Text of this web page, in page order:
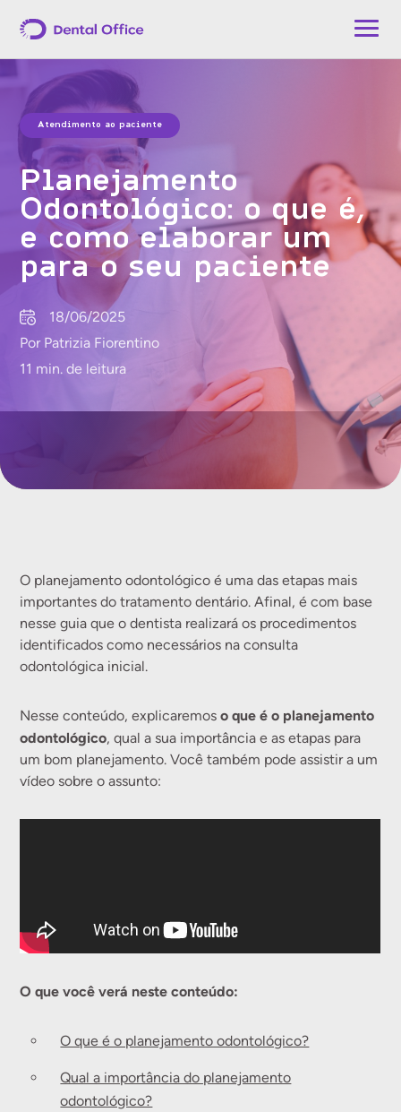
Atendimento ao paciente
Planejamento
Odontológico: o que é,
e como elaborar um
para o seu paciente
18/06/2025
Por Patrizia Fiorentino
11 min. de leitura
O planejamento odontológico é uma das etapas mais
importantes do tratamento dentário. Afinal, é com base
nesse guia que o dentista realizará os procedimentos
identificados como necessários na consulta
odontológica inicial.
Nesse conteúdo, explicaremos o que é o planejamento
odontológico, qual a sua importância e as etapas para
um bom planejamento. Você também pode assistir a um
vídeo sobre o assunto:
O que você verá neste conteúdo:
O que é o planejamento odontológico?
Qual a importância do planejamento
odontológico?